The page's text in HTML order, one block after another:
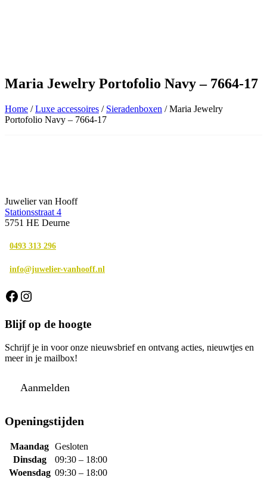
Maria Jewelry Portofolio Navy – 7664-17
Home /Luxe accessoires / Sieradenboxen / Maria Jewelry
Portofolio Navy – 7664-17
Juwelier van Hooff
Stationsstraat 4
5751 HE Deurne
0493 313 296
info@juwelier-vanhooff.nl
Facebook
Instagram
Blijf op de hoogte
Schrijf je in voor onze nieuwsbrief en ontvang acties, nieuwtjes en
meer in je mailbox!
Aanmelden
Openingstijden
Maandag Gesloten
Dinsdag
09:30 – 18:00
Woensdag 09:30 – 18:00